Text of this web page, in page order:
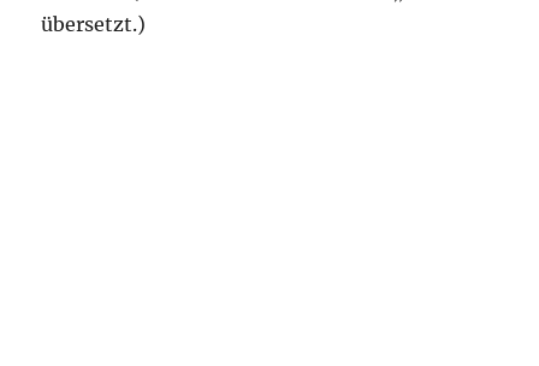
übersetzt.)